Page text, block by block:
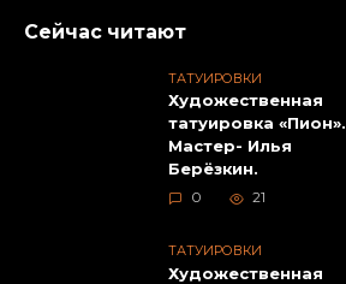
Сейчас читают
ТАТУИРОВКИ
Художественная
татуировка «Пион».
Мастер- Илья
Берёзкин.
0 21
ТАТУИРОВКИ
Художественная